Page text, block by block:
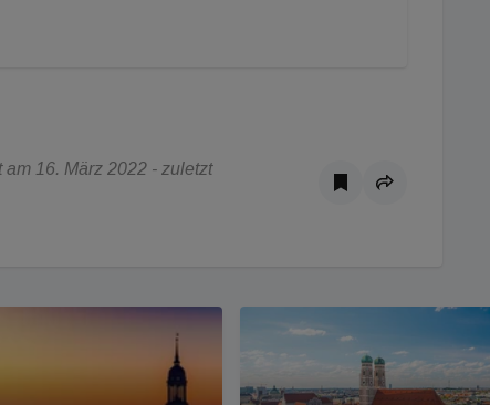
16. März 2022 - zuletzt